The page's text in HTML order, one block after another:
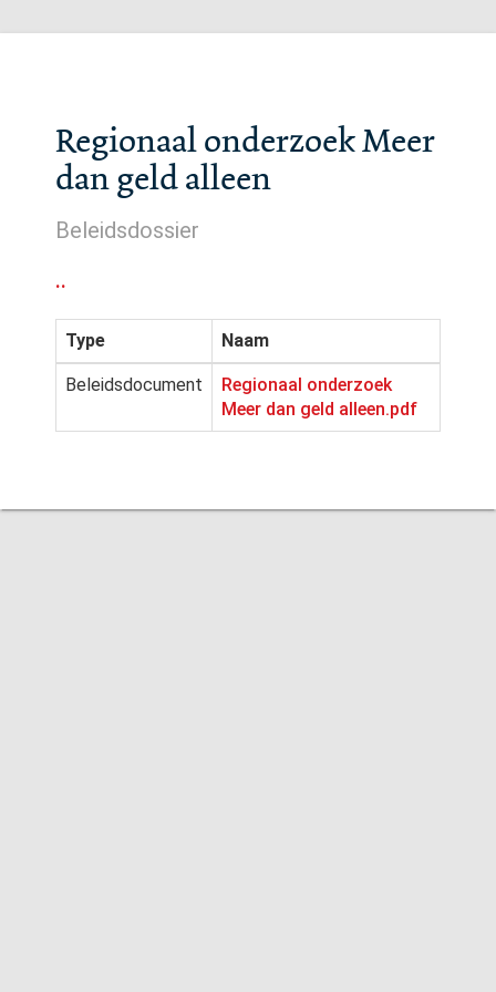
Regionaal onderzoek Meer
dan geld alleen
Beleidsdossier
..
Type Naam
Beleidsdocument
Regionaal onderzoek
Meer dan geld alleen.pdf